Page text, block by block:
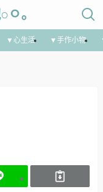
ㅇ｡
▼心生活 ▼手作小物